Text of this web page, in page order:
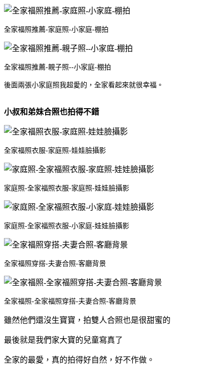
全家福照推薦-家庭照-小家庭-棚拍
全家福照推薦-親子照--小家庭-棚拍
後面兩張小家庭照我超愛的，全家看起來就很幸福。
小叔和弟妹合照也拍得不錯
全家福照衣服-家庭照-娃娃臉攝影
家庭照-全家福照衣服-家庭照-娃娃臉攝影
家庭照-全家福照衣服-小家庭-娃娃臉攝影
全家福照穿搭-夫妻合照-客廳背景
全家福照-全家福照穿搭-夫妻合照-客廳背景
雖然他們還沒生寶寶，拍雙人合照也是很甜蜜的
最後就是我們家大寶的兒童寫真了
全家的最愛，真的拍得好自然，好不作做。